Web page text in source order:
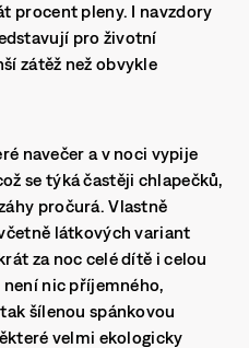
procent pleny. I navzdory
pro životní
zátěž než obvykle
navečer a v noci vypije
se týká častěji chlapečků,
pročurá. Vlastně
látkových variant
za noc celé dítě i celou
nic příjemného,
šílenou spánkovou
velmi ekologicky